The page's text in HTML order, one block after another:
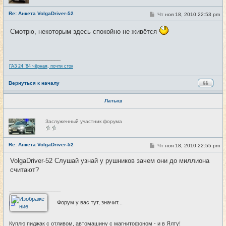
с
еRe: Анкета VolgaDriver-52 #25
С
о
б
Чт ноя 18, 2010 22:53 pm
Смотрю, некоторым здесь спокойно не живётся
ГАЗ 24 '84 чёрная, почти сток
Вернуться к началу
Латыш
Н
е
в
с
е
Заслуженный участник форума
Re: Анкета VolgaDriver-52 #26
С
о
б
Чт ноя 18, 2010 22:55 pm
VolgaDriver-52 Слушай узнай у рушников зачем они до миллиона
считают?
Форум у вас тут, значит...
Куплю пиджак с отливом, автомашину с магнитофоном - и в Ялту!